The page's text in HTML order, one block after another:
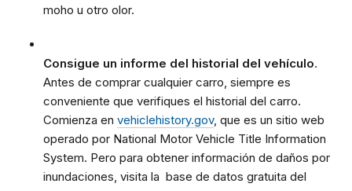
moho u otro olor.
Consigue un informe del historial del vehículo.
Antes de comprar cualquier carro, siempre es
conveniente que verifiques el historial del carro.
Comienza en vehiclehistory.gov, que es un sitio web
operado por National Motor Vehicle Title Information
System. Pero para obtener información de daños por
inundaciones, visita la base de datos gratuita del